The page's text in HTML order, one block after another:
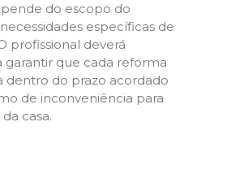
do escopo do
específicas de
profissional deverá
garantir que cada reforma
dentro do prazo acordado
de inconveniência para
casa.